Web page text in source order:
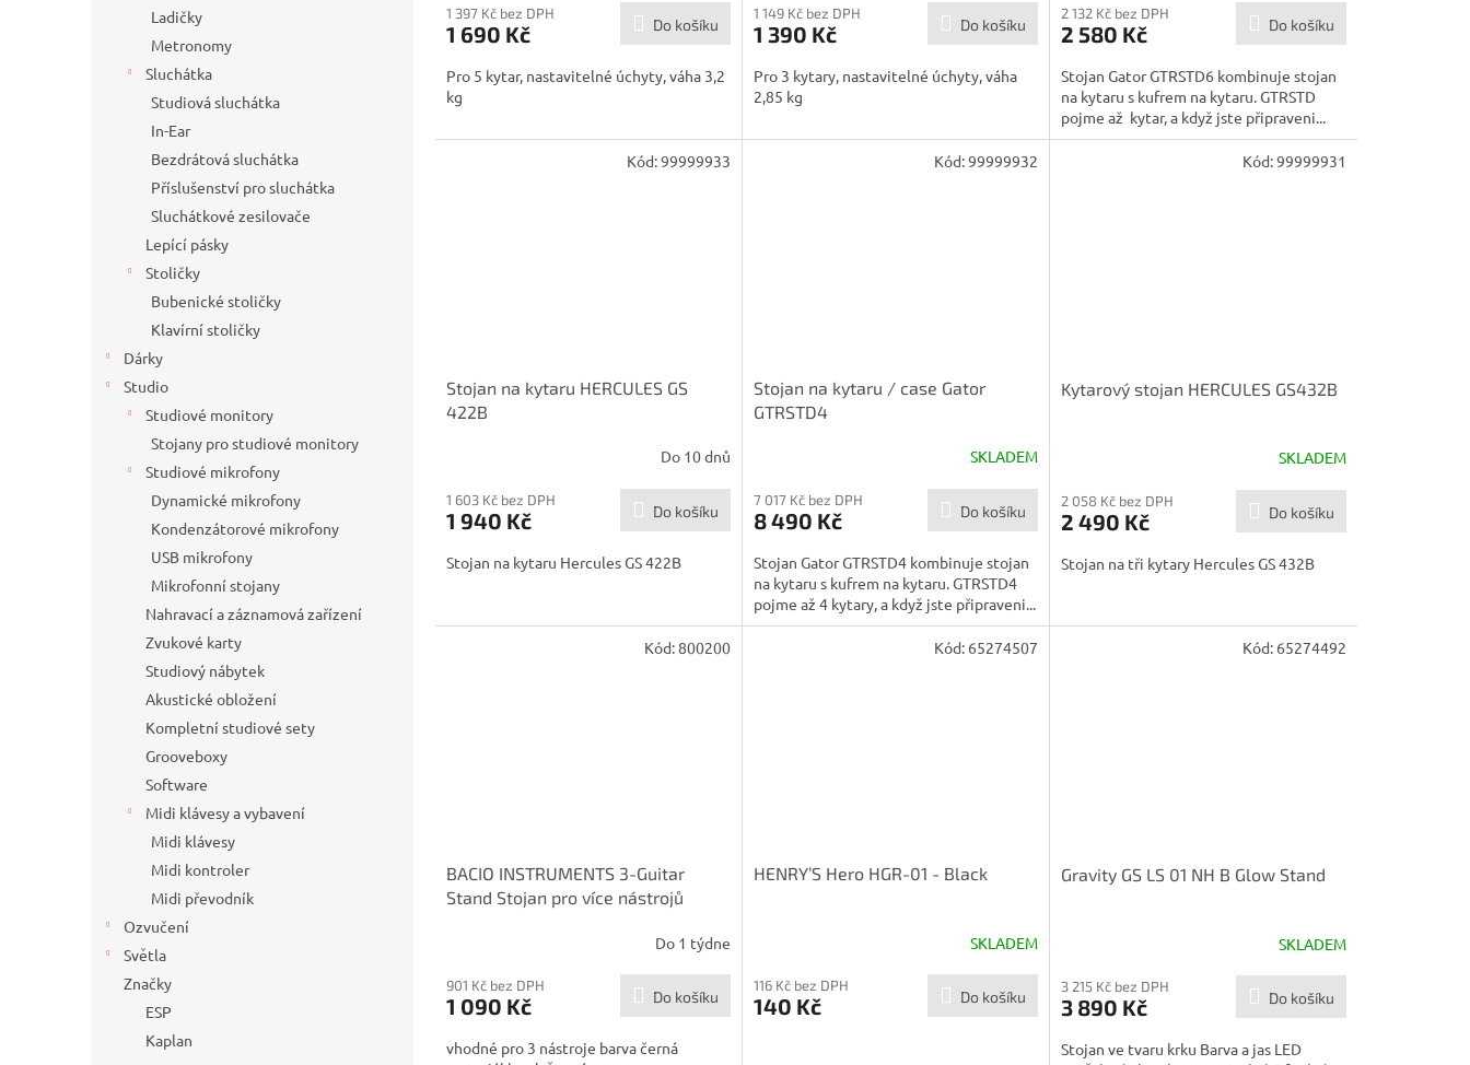
Ladičky
Metronomy
Sluchátka
Studiová sluchátka
In-Ear
Bezdrátová sluchátka
Příslušenství pro sluchátka
Sluchátkové zesilovače
Lepící pásky
Stoličky
Bubenické stoličky
Klavírní stoličky
Dárky
Studio
Studiové monitory
Stojany pro studiové monitory
Studiové mikrofony
Dynamické mikrofony
Kondenzátorové mikrofony
USB mikrofony
Mikrofonní stojany
Nahravací a záznamová zařízení
Zvukové karty
Studiový nábytek
Akustické obložení
Kompletní studiové sety
Grooveboxy
Software
Midi klávesy a vybavení
Midi klávesy
Midi kontroler
Midi převodník
Ozvučení
Světla
Značky
ESP
Kaplan
1 397 Kč bez DPH
1 690 Kč Do košíku
Pro 5 kytar, nastavitelné úchyty, váha 3,2
kg
1 149 Kč bez DPH
1 390 Kč Do košíku
Pro 3 kytary, nastavitelné úchyty, váha
2,85 kg
2 132 Kč bez DPH
2 580 Kč Do košíku
Stojan Gator GTRSTD6 kombinuje stojan
na kytaru s kufrem na kytaru. GTRSTD
pojme až kytar, a když jste připraveni...
Stojan na kytaru HERCULES GS
422B
Do 10 dnů
1 603 Kč bez DPH
1 940 Kč Do košíku
Stojan na kytaru Hercules GS 422B
Kód:99999933
Stojan na kytaru / case Gator
GTRSTD4
SKLADEM
7 017 Kč bez DPH
8 490 Kč Do košíku
Stojan Gator GTRSTD4 kombinuje stojan
na kytaru s kufrem na kytaru. GTRSTD4
pojme až 4 kytary, a když jste připraveni...
Kód:99999932
Kytarový stojan HERCULES GS432B
SKLADEM
2 058 Kč bez DPH
2 490 Kč Do košíku
Stojan na tři kytary Hercules GS 432B
Kód:99999931
BACIO INSTRUMENTS 3-Guitar
Stand Stojan pro více nástrojů
Do 1 týdne
901 Kč bez DPH
1 090 Kč Do košíku
vhodné pro 3 nástroje barva černá
Kód:800200
HENRY’S Hero HGR-01 - Black
SKLADEM
116 Kč bez DPH
140 Kč Do košíku
Kód: 65274507
Gravity GS LS 01 NH B Glow Stand
SKLADEM
3 215 Kč bez DPH
3 890 Kč Do košíku
Stojan ve tvaru krku Barva a jas LED
Kód: 65274492